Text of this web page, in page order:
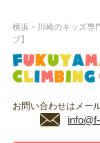
横浜・川崎のキッズ専
ブ】
お問い合わせはメー